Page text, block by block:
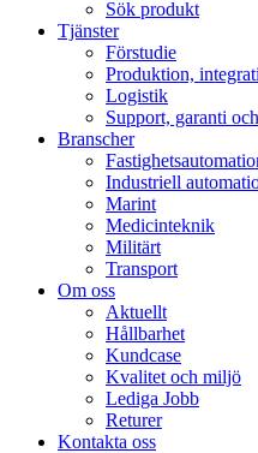
Sök produkt
Tjänster
Förstudie
Produktion,
Logistik
Support, garanti
Branscher
Industriell
Marint
Medicinteknik
Militärt
Transport
Om oss
Aktuellt
Hållbarhet
Kundcase
Kvalitet och miljö
Lediga Jobb
Returer
Kontakta oss